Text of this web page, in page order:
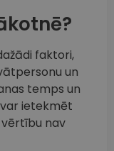
faktori,
un
temps un
ietekmēt
nav